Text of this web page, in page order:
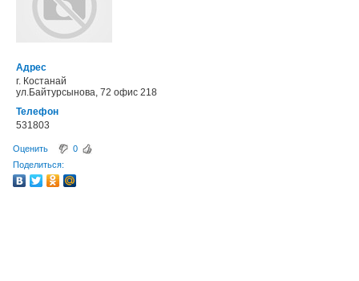
Адрес
г. Костанай
ул.Байтурсынова, 72 офис 218
Телефон
531803
Оценить
0
Поделиться: